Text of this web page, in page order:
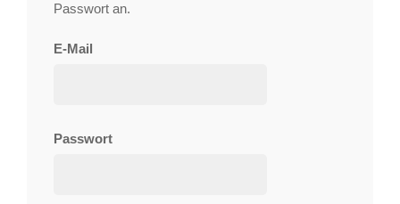
Passwort an.
E-Mail
Passwort